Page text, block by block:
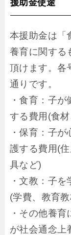
援助金使途
本援助金は「
養育に関する
頂けます。各
通りです。
・食育：子
する費用(食
・保育：子
護する費用(
具など)
・文教：子
(学費、教育教
・その他養
が社会通念上